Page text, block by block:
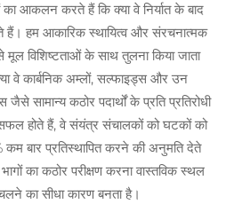
आकलन करते हैं कि क्या वे निर्यात के बाद
हैं। हम आकारिक स्थायित्व और संरचनात्मक
मूल विशिष्टताओं के साथ तुलना किया जाता
वे कार्बनिक अम्लों, सल्फाइड्स और उन
सामान्य कठोर पदार्थों के प्रति प्रतिरोधी
होते हैं, वे संयंत्र संचालकों को घटकों को
बार प्रतिस्थापित करने की अनुमति देते
का कठोर परीक्षण करना वास्तविक स्थल
का सीधा कारण बनता है।